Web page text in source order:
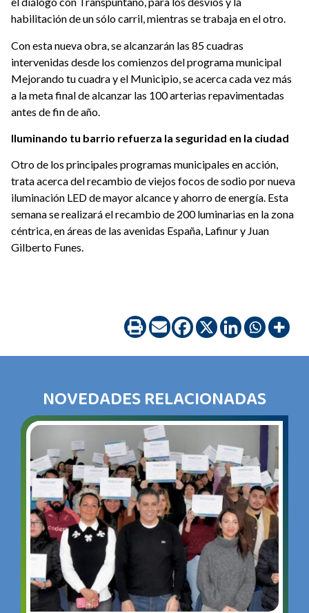
habilitación de un sólo carril, mientras se trabaja en el otro.
Con esta nueva obra, se alcanzarán las 85 cuadras
intervenidas desde los comienzos del programa municipal
Mejorando tu cuadra y el Municipio, se acerca cada vez más
a la meta final de alcanzar las 100 arterias repavimentadas
antes de fin de año.
Iluminando tu barrio refuerza la seguridad en la ciudad
Otro de los principales programas municipales en acción,
trata acerca del recambio de viejos focos de sodio por nueva
iluminación LED de mayor alcance y ahorro de energía. Esta
semana se realizará el recambio de 200 luminarias en la zona
céntrica, en áreas de las avenidas España, Lafinur y Juan
Gilberto Funes.
NOVEDADES RELACIONADAS